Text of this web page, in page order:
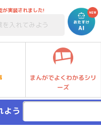
が実装されました!
まんがでよくわかるシリ
ーズ
よう